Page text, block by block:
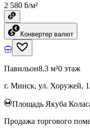
2 580 ƃ/м²
Конвертер валют
Павильон8.3 м²0 этаж
г. Минск, ул. Хоружей,
Площадь Якуба
Продажа торгового